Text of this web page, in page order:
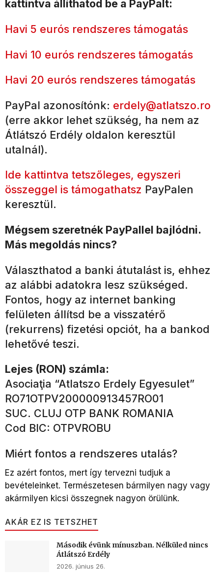
kattintva állíthatod be a PayPalt:
Havi 5 eurós rendszeres támogatás
Havi 10 eurós rendszeres támogatás
Havi 20 eurós rendszeres támogatás
PayPal azonosítónk: erdely@atlatszo.ro
(erre akkor lehet szükség, ha nem az
Átlátszó Erdély oldalon keresztül
utalnál).
Ide kattintva tetszőleges, egyszeri
összeggel is támogathatsz PayPalen
keresztül.
Mégsem szeretnék PayPallel bajlódni.
Más megoldás nincs?
Választhatod a banki átutalást is, ehhez
az alábbi adatokra lesz szükséged.
Fontos, hogy az internet banking
felületen állítsd be a visszatérő
(rekurrens) fizetési opciót, ha a bankod
lehetővé teszi.
Lejes (RON) számla:
Asociaţia “Atlatszo Erdely Egyesulet”
RO71OTPV200000913457RO01
SUC. CLUJ OTP BANK ROMANIA
Cod BIC: OTPVROBU
Miért fontos a rendszeres utalás?
Ez azért fontos, mert így tervezni tudjuk a
bevételeinket. Természetesen bármilyen nagy vagy
akármilyen kicsi összegnek nagyon örülünk.
AKÁR EZ IS TETSZHET
Második évünk mínuszban. Nélküled nincs
Átlátszó Erdély
2026. június 26.